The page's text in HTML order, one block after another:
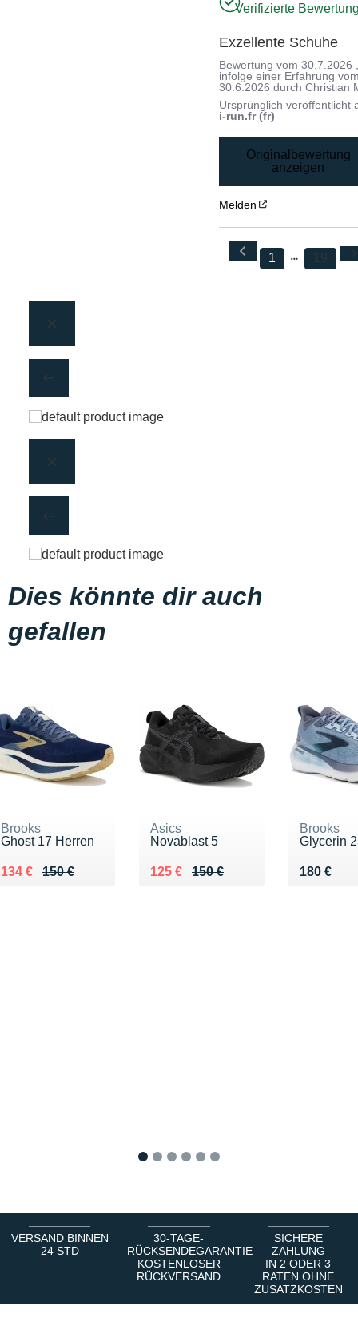
Verifizierte
Exzellente Schuhe
Bewertung vom30.7.2026
infolge einer Erfahrung
30.6.2026 durchChristian
Ursprünglich veröffentlicht
i-run.fr (fr)
Originalbewertung
anzeigen
Melden
1 19
Dies könnte dir auch
gefallen
Brooks
Ghost 17 Herren
150 €
Au lieu de 150 €
134 €
Vendu 134 €
Asics
Novablast 5
150 €
Au lieu de 150 €
125 €
Vendu 125 €
Brooks
Glycerin
180 €
Vendu
VERSAND BINNEN
24 STD
30-TAGE-
RÜCKSENDEGARANTIE
KOSTENLOSER
RÜCKVERSAND
SICHERE
ZAHLUNG
IN 2 ODER 3
RATEN OHNE
ZUSATZKOSTEN